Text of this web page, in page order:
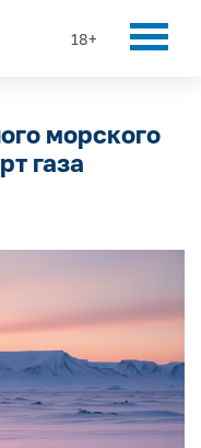
18+
морского
газа